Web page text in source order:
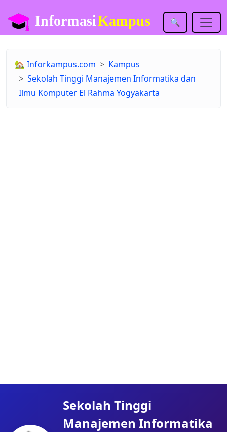
🔍
🏡 Inforkampus.com
Kampus
Sekolah Tinggi Manajemen Informatika dan
Ilmu Komputer El Rahma Yogyakarta
Sekolah Tinggi
Manajemen Informatika